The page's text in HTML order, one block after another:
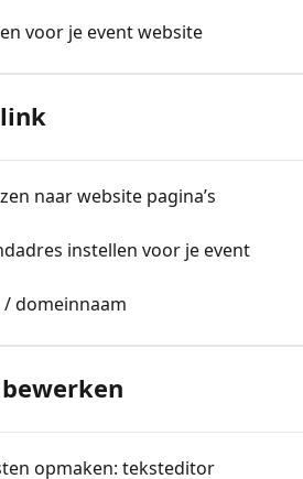
voor je event website
naar website pagina’s
instellen voor je event
/ domeinnaam
opmaken: teksteditor